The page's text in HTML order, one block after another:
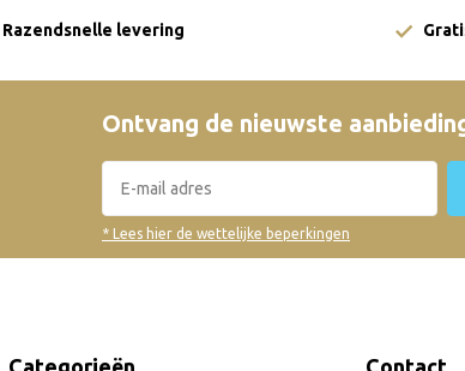
Razendsnelle levering
Ontvang de nieuwste
* Lees hier de wettelijke beperkingen
Categorieën Contact